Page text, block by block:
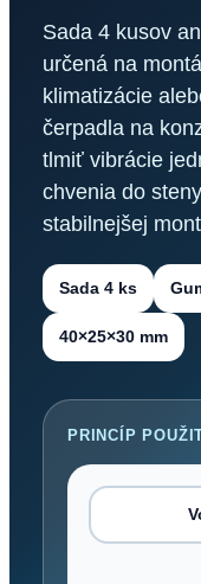
Sada 4 kusov
určená na
klimatizácie
čerpadla na
tlmiť vibrácie
chvenia do
stabilnejšej
Sada 4 ks
40×25×30 mm
PRINCÍP